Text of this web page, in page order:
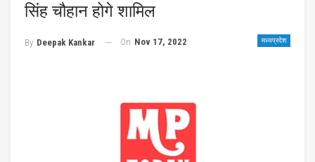
सिंह चौहान होगे शामिल
मध्यप्रदेश
By Deepak Kankar On Nov 17, 2022